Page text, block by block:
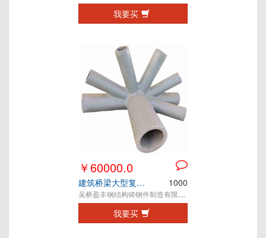
我要买
￥60000.0
建筑桥梁大型复杂钢结构铸钢节点定制 1000
吴桥盈丰钢结构铸钢件制造有限公司
我要买